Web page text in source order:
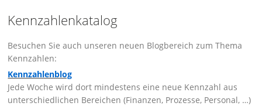
Kennzahlenkatalog
Besuchen Sie auch unseren neuen Blogbereich zum Thema
Kennzahlen:
Kennzahlenblog
Jede Woche wird dort mindestens eine neue Kennzahl aus
unterschiedlichen Bereichen (Finanzen, Prozesse, Personal, …)